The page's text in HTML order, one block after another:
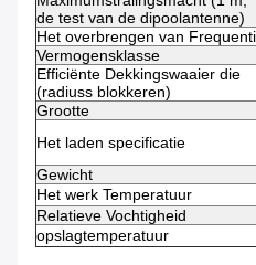
de test van de dipoolantenne)
Het overbrengen van
Vermogensklasse
Efficiënte Dekkingswaaier die
(radiuss blokkeren)
Grootte
Het laden specificatie
Gewicht
Het werk Temperatuur
Relatieve Vochtigheid
opslagtemperatuur